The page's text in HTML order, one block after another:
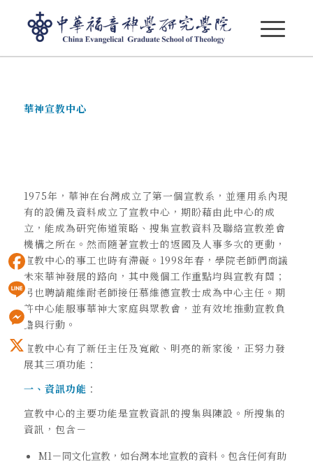
華神宣教中心
1975年，華神在台灣成立了第一個宣教系，並運用系內現
有的設備及資料成立了宣教中心，期盼藉由此中心的成
立，能成為研究佈道策略、搜集宣教資料及聯絡宣教差會
機構之所在。然而隨著宣教士的返國及人事多次的更動，
宣教中心的事工也時有滯礙。1998年春，學院老師們商議
未來華神發展的路向，其中幾個工作重點均與宣教有關；
另也聘請龍維耐老師接任慕維德宣教士成為中心主任。期
許中心能服事華神大家庭與眾教會，並有效地推動宣教負
擔與行動。
宣教中心有了新任主任及寬敞、明亮的新家後，正努力發
展其三項功能：
一、資訊功能 ：
宣教中心的主要功能是宣教資訊的搜集與陳設。所搜集的
資訊，包含－
M1－同文化宣教，如台灣本地宣教的資料。包含任何有助
Facebook
Line
Messenger